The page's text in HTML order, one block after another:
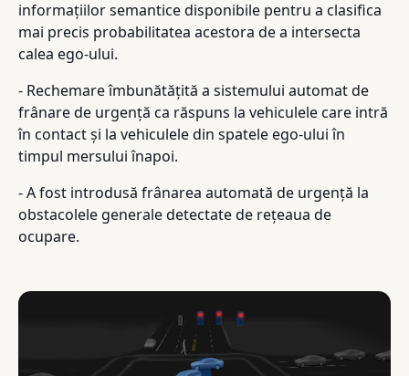
informațiilor semantice disponibile pentru a clasifica
mai precis probabilitatea acestora de a intersecta
calea ego-ului.
- Rechemare îmbunătățită a sistemului automat de
frânare de urgență ca răspuns la vehiculele care intră
în contact și la vehiculele din spatele ego-ului în
timpul mersului înapoi.
- A fost introdusă frânarea automată de urgență la
obstacolele generale detectate de rețeaua de
ocupare.